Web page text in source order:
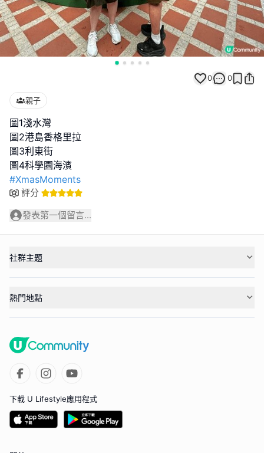
0 0
親子
圖1淺水灣
圖2港島香格里拉
圖3利東街
#XmasMoments
評分
發表第一個留言...
社群主題
熱門地點
下載 U Lifestyle應用程式